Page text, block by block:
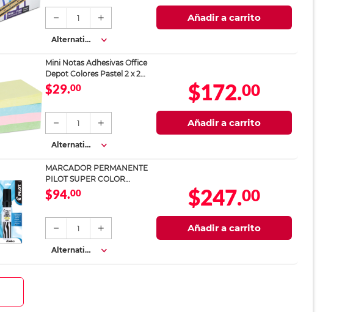
1
Alternativa
Añadir a carrito
Mini Notas Adhesivas Office
Depot Colores Pastel 2 x 2
cm
$29.00
1
Alternativa
$172.00
Añadir a carrito
MARCADOR PERMANENTE
PILOT SUPER COLOR
$94.00
1
Alternativa
$247.00
Añadir a carrito